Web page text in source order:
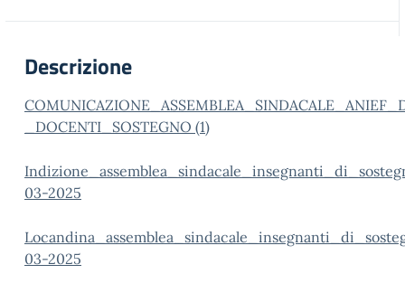
Descrizione
_DOCENTI_SOSTEGNO (1)
03-2025
03-2025